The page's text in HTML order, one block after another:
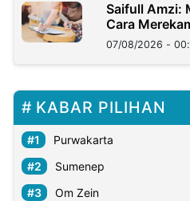
Saifull Amzi:
Cara
07/08/2026 -
KABAR PILIHAN
Purwakarta
Sumenep
Om Zein